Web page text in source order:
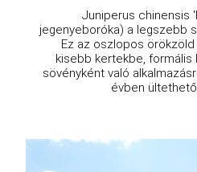
Juniperus chinensis
jegenyeboróka) a legszebb
Ez az oszlopos
kisebb kertekbe, formális
sövényként való
évben ültethető